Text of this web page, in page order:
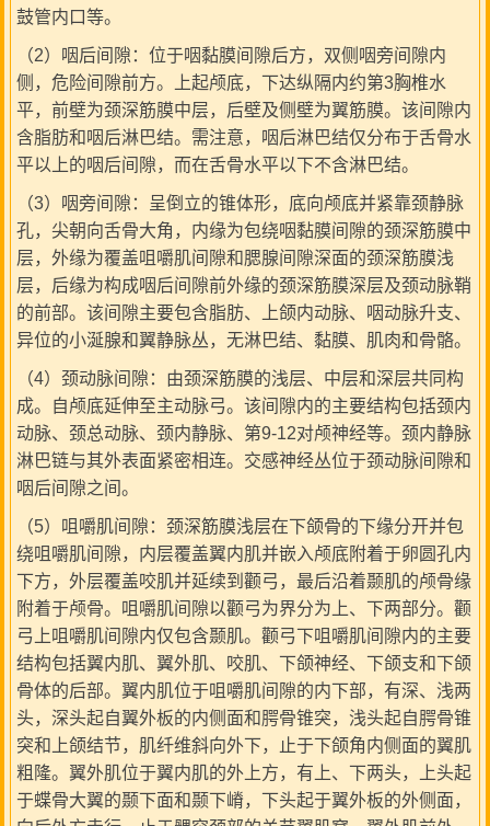
鼓管内口等。
（2）咽后间隙：位于咽黏膜间隙后方，双侧咽旁间隙内
侧，危险间隙前方。上起颅底，下达纵隔内约第3胸椎水
平，前壁为颈深筋膜中层，后壁及侧壁为翼筋膜。该间隙内
含脂肪和咽后淋巴结。需注意，咽后淋巴结仅分布于舌骨水
平以上的咽后间隙，而在舌骨水平以下不含淋巴结。
（3）咽旁间隙：呈倒立的锥体形，底向颅底并紧靠颈静脉
孔，尖朝向舌骨大角，内缘为包绕咽黏膜间隙的颈深筋膜中
层，外缘为覆盖咀嚼肌间隙和腮腺间隙深面的颈深筋膜浅
层，后缘为构成咽后间隙前外缘的颈深筋膜深层及颈动脉鞘
的前部。该间隙主要包含脂肪、上颌内动脉、咽动脉升支、
异位的小涎腺和翼静脉丛，无淋巴结、黏膜、肌肉和骨骼。
（4）颈动脉间隙：由颈深筋膜的浅层、中层和深层共同构
成。自颅底延伸至主动脉弓。该间隙内的主要结构包括颈内
动脉、颈总动脉、颈内静脉、第9-12对颅神经等。颈内静脉
淋巴链与其外表面紧密相连。交感神经丛位于颈动脉间隙和
咽后间隙之间。
（5）咀嚼肌间隙：颈深筋膜浅层在下颌骨的下缘分开并包
绕咀嚼肌间隙，内层覆盖翼内肌并嵌入颅底附着于卵圆孔内
下方，外层覆盖咬肌并延续到颧弓，最后沿着颞肌的颅骨缘
附着于颅骨。咀嚼肌间隙以颧弓为界分为上、下两部分。颧
弓上咀嚼肌间隙内仅包含颞肌。颧弓下咀嚼肌间隙内的主要
结构包括翼内肌、翼外肌、咬肌、下颌神经、下颌支和下颌
骨体的后部。翼内肌位于咀嚼肌间隙的内下部，有深、浅两
头，深头起自翼外板的内侧面和腭骨锥突，浅头起自腭骨锥
突和上颌结节，肌纤维斜向外下，止于下颌角内侧面的翼肌
粗隆。翼外肌位于翼内肌的外上方，有上、下两头，上头起
于蝶骨大翼的颞下面和颞下嵴，下头起于翼外板的外侧面，